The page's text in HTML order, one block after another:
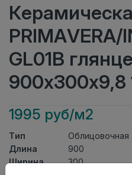
GL01B
900х300х9,8
1995 руб/м2
Тип
Облицовочная
Длина
900
Ширина
300